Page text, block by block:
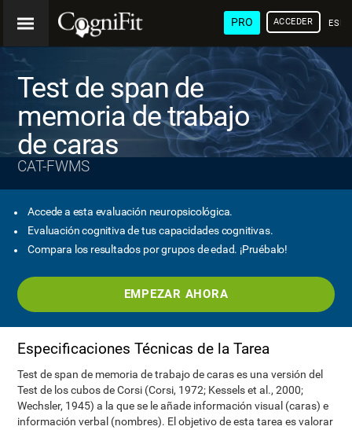
PRO ACCEDER
Test de span de
memoria de trabajo
de caras
CAT-FWMS
Accede a esta evaluación neuropsicológica.
Evaluación cognitiva de tus capacidades cognitivas.
Compara los resultados por grupos de edad. ¡Pruébalo!
EMPEZAR AHORA
Especificaciones Técnicas de la Tarea
Test de span de memoria de trabajo de caras es una versión del
Test de los cubos de Corsi (Corsi, 1972; Kessels et al., 2000;
Wechsler, 1945) a la que se le añade información visual (caras) e
información verbal (nombres). El objetivo de esta tarea es valorar